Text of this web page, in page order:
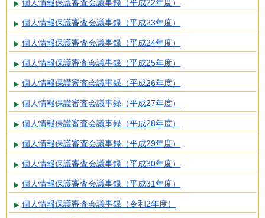
個人情報保護審査会議事録（平成22年度）
個人情報保護審査会議事録（平成23年度）
個人情報保護審査会議事録（平成24年度）
個人情報保護審査会議事録（平成25年度）
個人情報保護審査会議事録（平成26年度）
個人情報保護審査会議事録（平成27年度）
個人情報保護審査会議事録（平成28年度）
個人情報保護審査会議事録（平成29年度）
個人情報保護審査会議事録（平成30年度）
個人情報保護審査会議事録（平成31年度）
個人情報保護審査会議事録（令和2年度）